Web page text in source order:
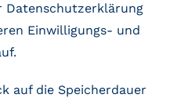
Datenschutzerklärung
Einwilligungs- und
auf die Speicherdauer